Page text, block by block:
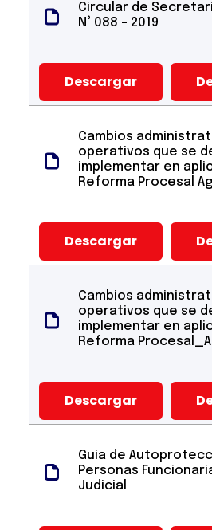
Circular de
N° 088 - 2019
Descargar
Cambios
operativos que se
implementar en
Reforma Procesal
Descargar
Cambios
operativos que se
implementar en
Reforma
Descargar
Guía de
Personas
Judicial